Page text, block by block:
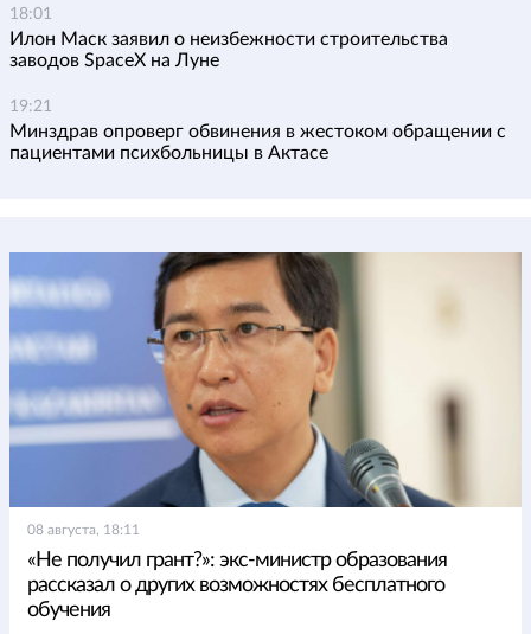
18:01
Илон Маск заявил о неизбежности строительства
заводов SpaceX на Луне
19:21
Минздрав опроверг обвинения в жестоком обращении с
пациентами психбольницы в Актасе
08 августа, 18:11
«Не получил грант?»: экс-министр образования
рассказал о других возможностях бесплатного
обучения